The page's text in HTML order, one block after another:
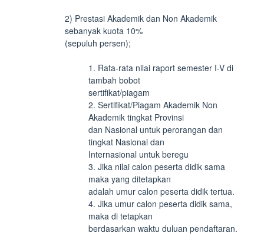
2) Prestasi Akademik dan Non Akademik
sebanyak kuota 10%
(sepuluh persen);
1. Rata-rata nilai raport semester I-V di
tambah bobot
sertifikat/piagam
2. Sertifikat/Piagam Akademik Non
Akademik tingkat Provinsi
dan Nasional untuk perorangan dan
tingkat Nasional dan
Internasional untuk beregu
3. Jika nilai calon peserta didik sama
maka yang ditetapkan
adalah umur calon peserta didik tertua.
4. Jika umur calon peserta didik sama,
maka di tetapkan
berdasarkan waktu duluan pendaftaran.